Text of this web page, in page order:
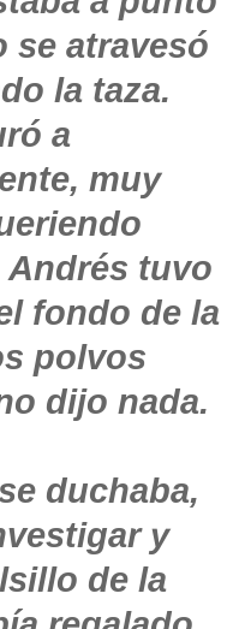
se atravesó
la taza.
a
muy
tuvo
fondo de la
polvos
dijo nada.
duchaba,
y
de la